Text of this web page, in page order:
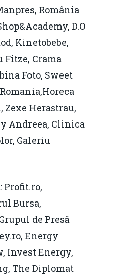
România
D.O
Kinetobebe,
Fitze, Crama
Foto, Sweet
Herastrau,
Andreea, Clinica
Galeriu
Profit.ro,
Bursa,
de Presă
Energy
Invest Energy,
The Diplomat
Despre
Evenimente
Foto
Modelul economic
România – orizont
resurselor naturale
Soluții de
IMM
IMM
Redresare vs.
Video
Politici Europene în
Piața gazelor naturale:
predictibilitate,
concurență.
EM360 Talk
Contact
Burse pentru
Contact
Daniel Apostol
Email: